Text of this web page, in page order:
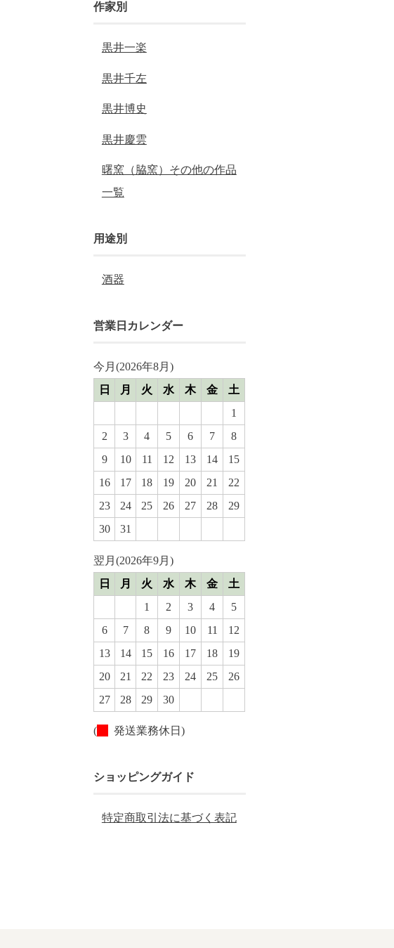
作家別
黒井一楽
黒井千左
黒井博史
黒井慶雲
曙窯（脇窯）その他の作品
一覧
用途別
酒器
営業日カレンダー
今月(2026年8月)
日
月 火 水 木 金
土
1
2
3 4 5 6 7
8
9
10 11 12 13 14
15
16
17 18 19 20 21
22
23
24 25 26 27 28
29
30
31
翌月(2026年9月)
日
月 火 水 木 金
土
1
2 3 4
5
6
7 8 9 10 11
12
13
14 15 16 17 18
19
20
21 22 23 24 25
26
27
28 29 30
( 発送業務休日)
ショッピングガイド
特定商取引法に基づく表記